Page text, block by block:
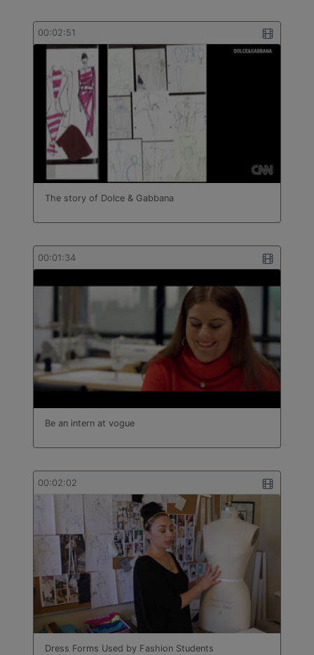
00:02:51
The story of Dolce & Gabbana
00:01:34
Be an intern at vogue
00:02:02
Dress Forms Used by Fashion Students